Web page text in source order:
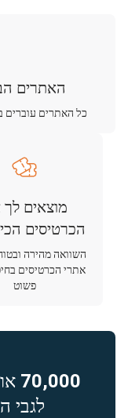
האתרים
כל האתרים עוברים
מוצאים
הכרטיסים
השוואה מהירה
אתרי הכרטיסים
פשוט
70,000
לגבי